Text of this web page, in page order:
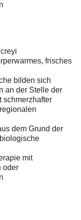
frisches
bilden sich
an der Stelle der
schmerzhafter
dem Grund der
mit
oder